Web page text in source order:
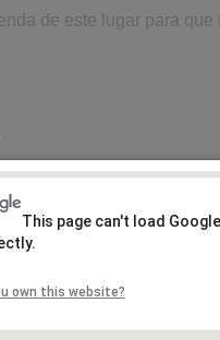
de este lugar para que
This page can't load
own this website?